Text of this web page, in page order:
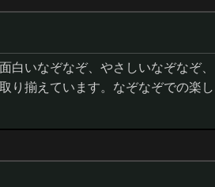
白いなぞなぞ、やさしいなぞなぞ、
り揃えています。なぞなぞでの楽し